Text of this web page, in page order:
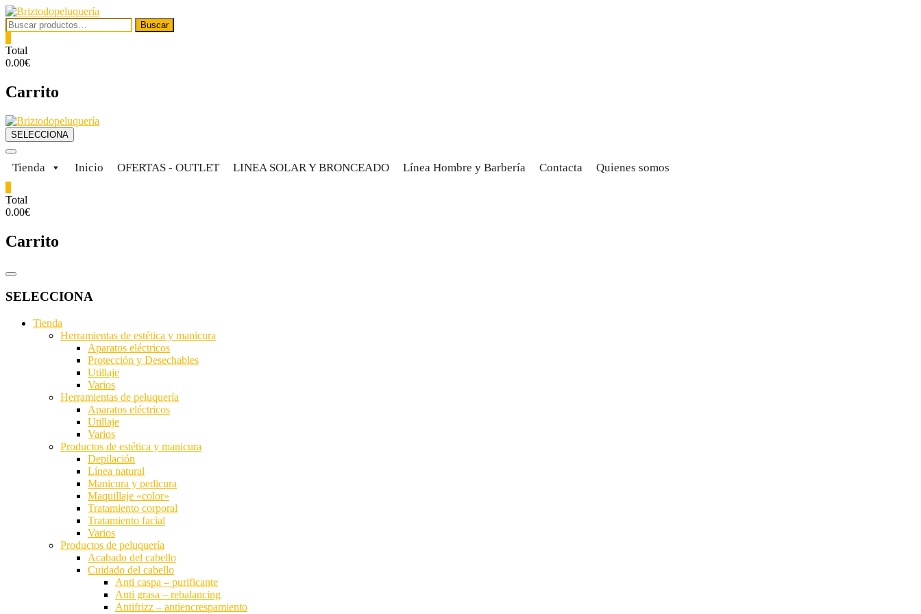
Saltar
al
contenido
Buscar
por:
Buscar
Total
0.00€
Carrito
SELECCIONA
Tienda Inicio OFERTAS - OUTLET LINEA SOLAR Y BRONCEADO Línea Hombre y Barbería Contacta Quienes somos
Total
0.00€
Carrito
Menú
catálogo
SELECCIONA
Tienda
Herramientas de estética y manicura
Aparatos eléctricos
Protección y Desechables
Utillaje
Varios
Herramientas de peluquería
Aparatos eléctricos
Utillaje
Varios
Productos de estética y manicura
Depilación
Línea natural
Manicura y pedicura
Maquillaje «color»
Tratamiento corporal
Tratamiento facial
Varios
Productos de peluquería
Acabado del cabello
Cuidado del cabello
Anti caspa – purificante
Anti grasa – rebalancing
Antifrizz – antiencrespamiento
Estas
cookies no
funcione la
base a cómo